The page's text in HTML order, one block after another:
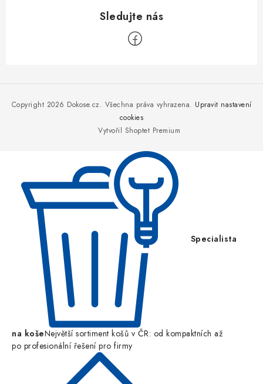
Vytvořil Shoptet Premium
Copyright 2026 Dokose.cz. Všechna práva vyhrazena. Upravit nastavení
cookies
Specialista
na košeNejvětší sortiment košů v ČR: od kompaktních až
po profesionální řešení pro firmy